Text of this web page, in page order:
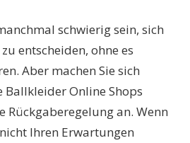
schwierig sein, sich
entscheiden, ohne es
Aber machen Sie sich
Ballkleider Online Shops
Rückgaberegelung an. Wenn
Ihren Erwartungen